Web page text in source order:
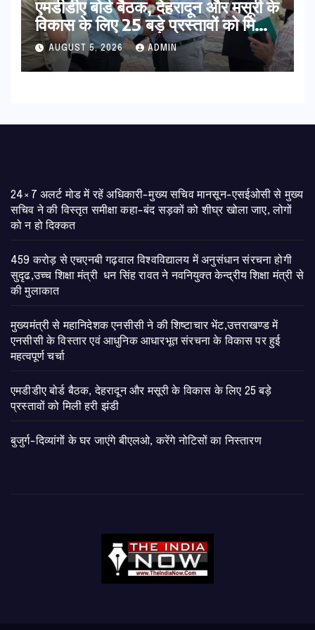
एमडीडीए बोर्ड बैठक, देहरादून और मसूरी के
विकास के लिए 25 बड़े प्रस्तावों को मिली
हरी झंडी
AUGUST 5, 2026 ADMIN
24×7 अलर्ट मोड में रहें अधिकारी-मुख्य सचिव मानसून-एसईओसी से मुख्य
सचिव ने की विस्तृत समीक्षा कहा-बंद सड़कों को शीघ्र खोला जाए, लोगों
को न हो दिक्कत
459 करोड़ से एचएनबी गढ़वाल विश्वविद्यालय में अनुसंधान संरचना होगी
सुदृढ,उच्च शिक्षा मंत्री धन सिंह रावत ने नवनियुक्त केन्द्रीय शिक्षा मंत्री से
की मुलाकात
मुख्यमंत्री से महानिदेशक एनसीसी ने की शिष्टाचार भेंट,उत्तराखण्ड में
एनसीसी के विस्तार एवं आधुनिक आधारभूत संरचना के विकास पर हुई
महत्वपूर्ण चर्चा
एमडीडीए बोर्ड बैठक, देहरादून और मसूरी के विकास के लिए 25 बड़े
प्रस्तावों को मिली हरी झंडी
बुजुर्ग-दिव्यांगों के घर जाएंगे बीएलओ, करेंगे नोटिसों का निस्तारण